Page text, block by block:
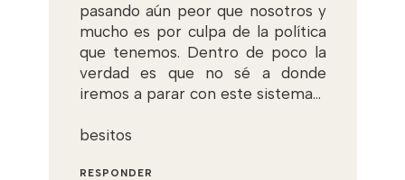
pasando aún peor que nosotros y
mucho es por culpa de la política
que tenemos. Dentro de poco la
verdad es que no sé a donde
iremos a parar con este sistema...
besitos
RESPONDER